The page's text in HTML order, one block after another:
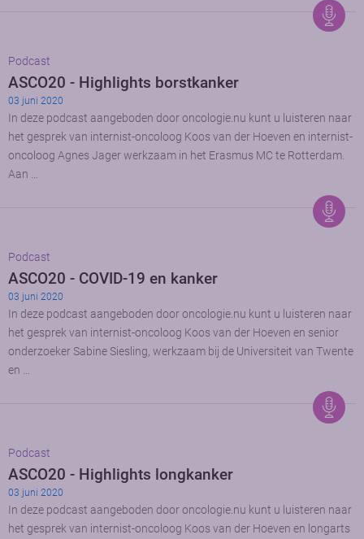
Podcast
ASCO20 - Highlights borstkanker
03 juni 2020
In deze podcast aangeboden door oncologie.nu kunt u luisteren naar
het gesprek van internist-oncoloog Koos van der Hoeven en internist-
oncoloog Agnes Jager werkzaam in het Erasmus MC te Rotterdam.
Aan …
Podcast
ASCO20 - COVID-19 en kanker
03 juni 2020
In deze podcast aangeboden door oncologie.nu kunt u luisteren naar
het gesprek van internist-oncoloog Koos van der Hoeven en senior
onderzoeker Sabine Siesling, werkzaam bij de Universiteit van Twente
en …
Podcast
ASCO20 - Highlights longkanker
03 juni 2020
In deze podcast aangeboden door oncologie.nu kunt u luisteren naar
het gesprek van internist-oncoloog Koos van der Hoeven en longarts